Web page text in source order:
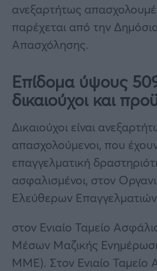
ανεξαρτήτως
παρέχεται από την
Απασχόλησης.
Επίδομα ύψους
δικαιούχοι και
Δικαιούχοι είναι
απασχολούμενοι, που
επαγγελματική
ασφαλισμένοι, στον
Ελεύθερων
στον Ενιαίο Ταμείο
Μέσων Μαζικής
ΜΜΕ). Στον Ενιαίο Ταμείο